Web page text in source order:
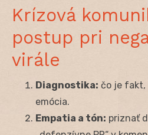
Krízová
postup pri
virále
Diagnostika: čo je fakt,
emócia.
Empatia a tón: priznať